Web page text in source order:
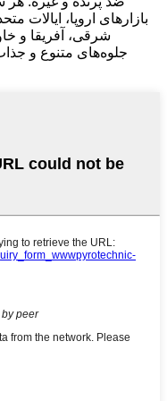
بازارهای اروپا، ایالات
شرقی، آفریقا و
جلوه‌های متنوع و